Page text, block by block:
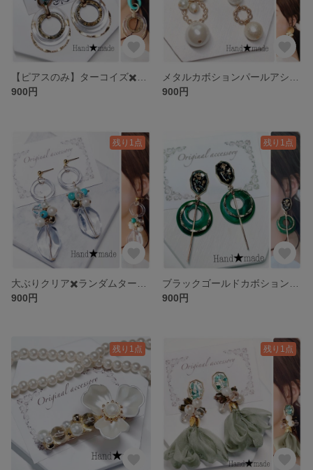
900円
900円
残り1点
900円
残り1点
900円
残り1点 残り1点